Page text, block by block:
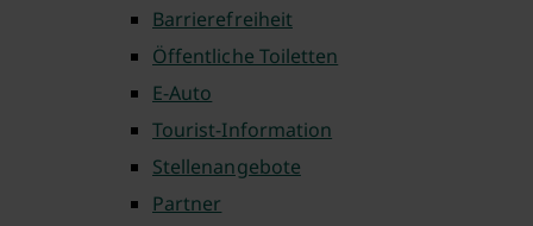
Barrierefreiheit
Öffentliche Toiletten
E-Auto
Tourist-Information
Stellenangebote
Partner